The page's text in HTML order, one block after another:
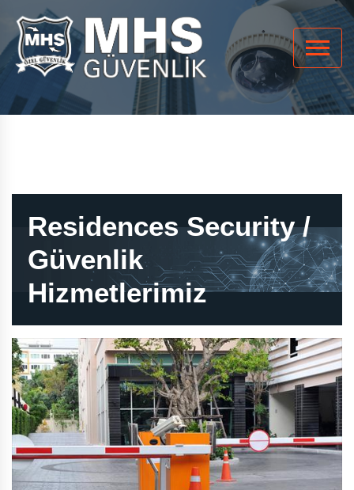
Residences Security /
Güvenlik
Hizmetlerimiz